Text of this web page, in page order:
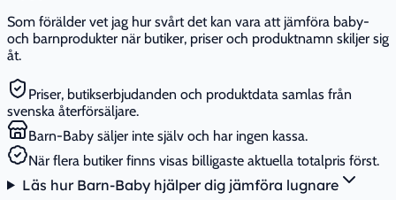
Som förälder vet jag hur svårt det kan vara att jämföra baby-
och barnprodukter när butiker, priser och produktnamn skiljer sig
åt.
Priser, butikserbjudanden och produktdata samlas från
svenska återförsäljare.
Barn-Baby säljer inte själv och har ingen kassa.
När flera butiker finns visas billigaste aktuella totalpris först.
Läs hur Barn-Baby hjälper dig jämföra lugnare